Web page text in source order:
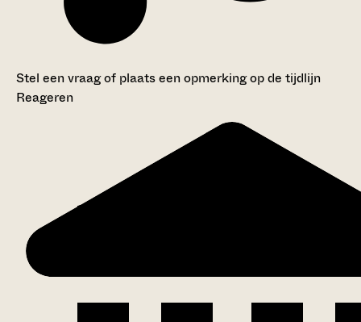
Stel een vraag of plaats een opmerking op de tijdlijn
Reageren